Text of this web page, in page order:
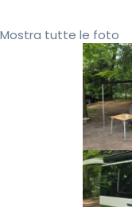
Mostra tutte le foto